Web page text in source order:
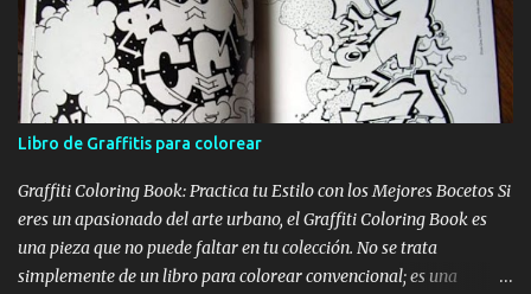
una sensación de profundidad y textura que pocos simuladores
gratuitos han logrado igualar hasta la fecha. Lo que hace especial
a este simulador es su capacidad para replicar la experiencia de
pintar en la calle con un realismo sorprendente. Es ideal tanto para
escritores novatos que quieren aprender a estructurar su nombre y
entender el flujo de las letras, como para artistas experimentados
que desean probar combinaciones de colores, outl...
Libro de Graffitis para colorear
Graffiti Coloring Book: Practica tu Estilo con los Mejores Bocetos Si
eres un apasionado del arte urbano, el Graffiti Coloring Book es
una pieza que no puede faltar en tu colección. No se trata
simplemente de un libro para colorear convencional; es una